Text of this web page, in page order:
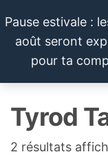
au
contenu
Pause estivale :
août seront
pour ta
et
Tyrod
2 résultats